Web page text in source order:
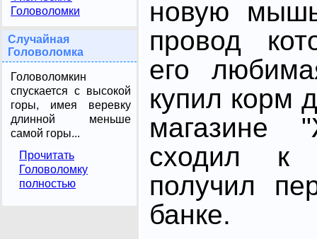
Головоломки
Случайная
Головоломка
Головоломкин
спускается с высокой
горы, имея веревку
длинной меньше
самой горы...
Прочитать
Головоломку
полностью
новую
провод
его
купил корм
магазине
сходил к
получил
банке.